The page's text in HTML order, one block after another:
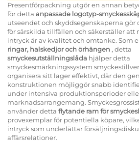
Presentförpackning utgör en annan
för detta anpassade logotyp-
utseendet och skyddsegenskaperna
för särskilda tillfällen och säkerställer att
intryck är av kvalitet och omtanke. Som
ringar, halskedjor och örhängen , detta
smyckesutställningslåda hjälper detta
smyckesmärkningssystem
organisera sitt lager effektivt, där den
konstruktionen möjliggör snabb
under intensiva produktionsperioder
marknadsarrangemang.
använder detta flytande ram för
provexemplar för potentiella köpare,
intryck som underlättar
affärsrelationer.